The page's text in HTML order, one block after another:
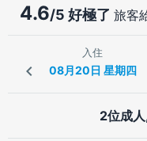
4.6/5 好極了 旅客
入住
2位成